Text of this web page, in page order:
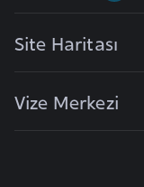
Site Haritası
Vize Merkezi
e
u